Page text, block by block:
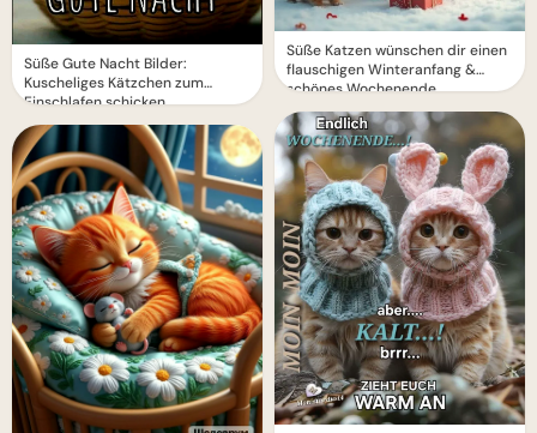
Süße Gute Nacht Bilder:
Kuscheliges Kätzchen zum
Einschlafen schicken
Süße Katzen wünschen dir einen
flauschigen Winteranfang &
schönes Wochenende